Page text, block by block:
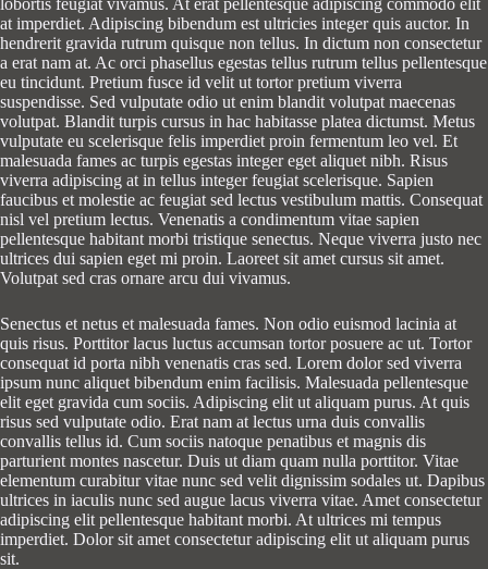
lobortis feugiat vivamus. At erat pellentesque adipiscing commodo elit
at imperdiet. Adipiscing bibendum est ultricies integer quis auctor. In
hendrerit gravida rutrum quisque non tellus. In dictum non consectetur
a erat nam at. Ac orci phasellus egestas tellus rutrum tellus pellentesque
eu tincidunt. Pretium fusce id velit ut tortor pretium viverra
suspendisse. Sed vulputate odio ut enim blandit volutpat maecenas
volutpat. Blandit turpis cursus in hac habitasse platea dictumst. Metus
vulputate eu scelerisque felis imperdiet proin fermentum leo vel. Et
malesuada fames ac turpis egestas integer eget aliquet nibh. Risus
viverra adipiscing at in tellus integer feugiat scelerisque. Sapien
faucibus et molestie ac feugiat sed lectus vestibulum mattis. Consequat
nisl vel pretium lectus. Venenatis a condimentum vitae sapien
pellentesque habitant morbi tristique senectus. Neque viverra justo nec
ultrices dui sapien eget mi proin. Laoreet sit amet cursus sit amet.
Volutpat sed cras ornare arcu dui vivamus.
Senectus et netus et malesuada fames. Non odio euismod lacinia at
quis risus. Porttitor lacus luctus accumsan tortor posuere ac ut. Tortor
consequat id porta nibh venenatis cras sed. Lorem dolor sed viverra
ipsum nunc aliquet bibendum enim facilisis. Malesuada pellentesque
elit eget gravida cum sociis. Adipiscing elit ut aliquam purus. At quis
risus sed vulputate odio. Erat nam at lectus urna duis convallis
convallis tellus id. Cum sociis natoque penatibus et magnis dis
parturient montes nascetur. Duis ut diam quam nulla porttitor. Vitae
elementum curabitur vitae nunc sed velit dignissim sodales ut. Dapibus
ultrices in iaculis nunc sed augue lacus viverra vitae. Amet consectetur
adipiscing elit pellentesque habitant morbi. At ultrices mi tempus
imperdiet. Dolor sit amet consectetur adipiscing elit ut aliquam purus
sit.